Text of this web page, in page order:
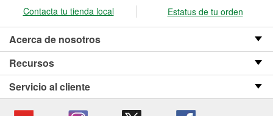
Contacta tu tienda local Estatus de tu orden
Acerca de nosotros
Recursos
Servicio al cliente